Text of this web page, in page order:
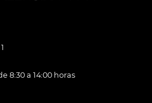
8:30 a 14:00 horas